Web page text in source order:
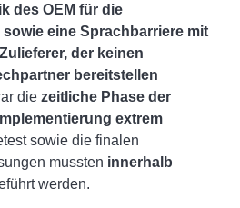
des OEM für die
eine Sprachbarriere mit
der keinen
bereitstellen
die zeitliche Phase der
extrem
sowie die finalen
mussten innerhalb
werden.